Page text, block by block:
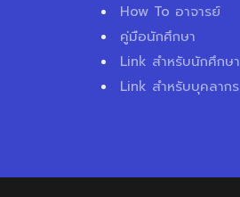
How To อาจารย์
คู่มือนักศึกษา
Link สำหรับนักศึกษา
Link สำหรับบุคลากร